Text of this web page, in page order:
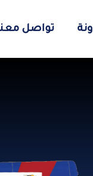
تواصل